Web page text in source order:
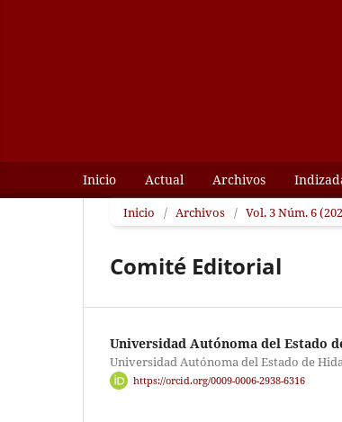
Inicio Actual Archivos
Inicio / Archivos / Vol. 3 Núm. 6
Comité Editorial
Universidad Autónoma del Estado
Universidad Autónoma del Estado de
https://orcid.org/0009-0006-2938-6316